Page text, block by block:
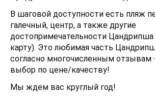
В шаговой доступности есть пляж
галечный, центр, а также другие
достопримечательности
карту). Это любимая часть
согласно многочисленным отзывам
выбор по цене/качеству!
Мы ждем вас круглый год!